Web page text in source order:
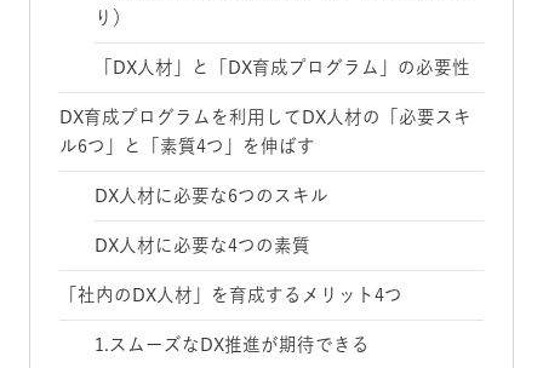
り）
「DX人材」と「DX育成プログラム」の必要性
DX育成プログラムを利用してDX人材の「必要スキ
ル6つ」と「素質4つ」を伸ばす
DX人材に必要な6つのスキル
DX人材に必要な4つの素質
「社内のDX人材」を育成するメリット4つ
1.スムーズなDX推進が期待できる